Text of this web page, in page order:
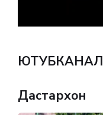
ЮТУБКАНАЛ
Дастархон